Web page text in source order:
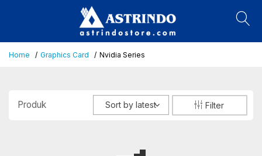
Home Graphics Card Nvidia Series
Produk Sort by latest Filter